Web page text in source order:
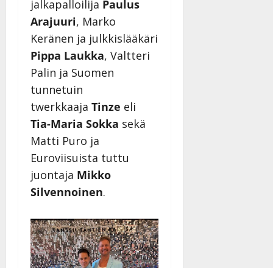
jalkapalloilija Paulus
Arajuuri, Marko
Keränen ja julkkislääkäri
Pippa Laukka, Valtteri
Palin ja Suomen
tunnetuin
twerkkaaja Tinze eli
Tia-Maria Sokka sekä
Matti Puro ja
Euroviisuista tuttu
juontaja Mikko
Silvennoinen.